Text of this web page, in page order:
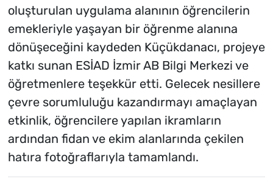
oluşturulan uygulama alanının öğrencilerin
emekleriyle yaşayan bir öğrenme alanına
dönüşeceğini kaydeden Küçükdanacı, projeye
katkı sunan ESİAD İzmir AB Bilgi Merkezi ve
öğretmenlere teşekkür etti. Gelecek nesillere
çevre sorumluluğu kazandırmayı amaçlayan
etkinlik, öğrencilere yapılan ikramların
ardından fidan ve ekim alanlarında çekilen
hatıra fotoğraflarıyla tamamlandı.